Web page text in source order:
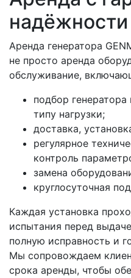
надёжности
Аренда генератора
не просто аренда
обслуживание,
подбор
типу нагрузки;
доставка,
регулярное
контроль
замена
круглосуточная
Каждая установка
испытания перед
полную исправность и
Мы сопровождаем
срока аренды, чтобы